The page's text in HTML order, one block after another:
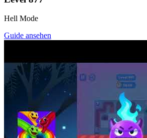
Hell Mode
Guide ansehen